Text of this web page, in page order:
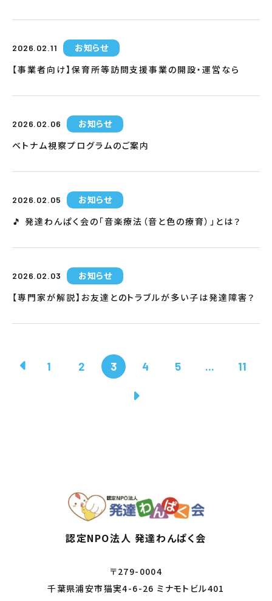
2026.02.11
お知らせ
【事業者向け】保育所等訪問支援事業の開設・運営なら
2026.02.06
お知らせ
ベトナム視察プログラムのご案内
2026.02.05
お知らせ
🎵 発達わんぱく会の「音楽療法（音と色の療育）」とは？
2026.02.03
お知らせ
【専門家が解説】お友達とのトラブルが多い子は発達障害？
1 2 3 4 5 ... 11
認定NPO法人 発達わんぱく会
〒279-0004
千葉県浦安市猫実4-6-26 ミナモトビル401